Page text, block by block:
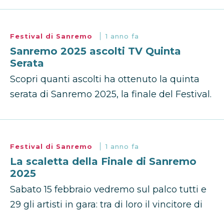
Festival di Sanremo 1 anno fa
Sanremo 2025 ascolti TV Quinta
Serata
Scopri quanti ascolti ha ottenuto la quinta
serata di Sanremo 2025, la finale del Festival.
Festival di Sanremo 1 anno fa
La scaletta della Finale di Sanremo
2025
Sabato 15 febbraio vedremo sul palco tutti e
29 gli artisti in gara: tra di loro il vincitore di